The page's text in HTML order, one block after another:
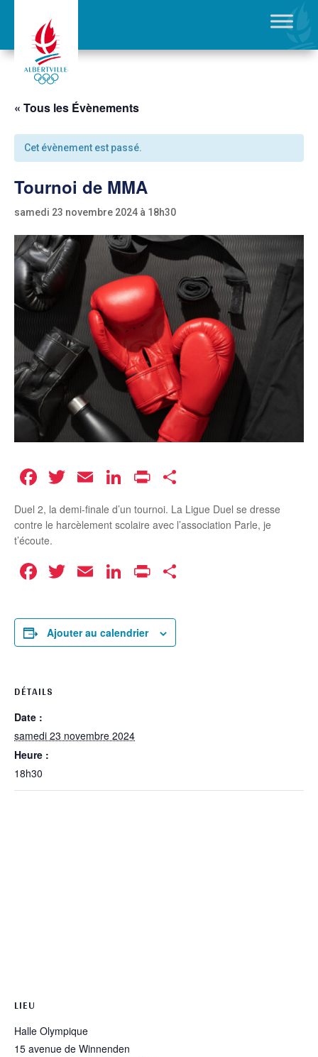
« Tous les Évènements
Cet évènement est passé.
Tournoi de MMA
samedi 23 novembre 2024 à 18h30
Facebook
Twitter
EmailLinkedIn
Print
Duel 2, la demi-finale d’un tournoi. La Ligue Duel se dresse
contre le harcèlement scolaire avec l’association Parle, je
t’écoute.
Facebook
Twitter
EmailLinkedIn
Print
Ajouter au calendrier
DÉTAILS
Date :
samedi 23 novembre 2024
Heure :
18h30
LIEU
Halle Olympique
15 avenue de Winnenden